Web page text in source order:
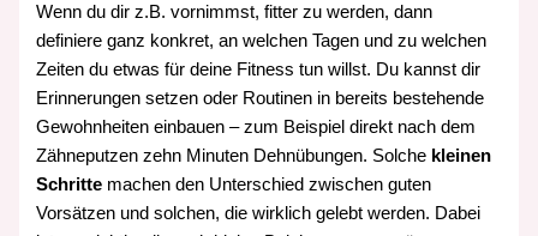
Wenn du dir z.B. vornimmst, fitter zu werden, dann
definiere ganz konkret, an welchen Tagen und zu welchen
Zeiten du etwas für deine Fitness tun willst. Du kannst dir
Erinnerungen setzen oder Routinen in bereits bestehende
Gewohnheiten einbauen – zum Beispiel direkt nach dem
Zähneputzen zehn Minuten Dehnübungen. Solche kleinen
Schritte machen den Unterschied zwischen guten
Vorsätzen und solchen, die wirklich gelebt werden. Dabei